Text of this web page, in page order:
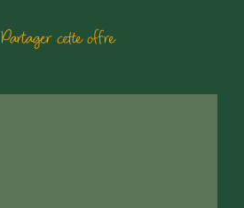
Partager cette offre